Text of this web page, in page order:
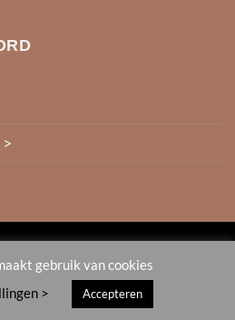
> PRIVACYVERKLARING >
gebruik van cookies
>
Accepteren